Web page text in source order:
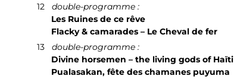
12double-programme :
Les Ruines de ce rêve
Flacky & camarades – Le Cheval de fer
13double-programme :
Divine horsemen – the living gods of Haïti
Pualasakan, fête des chamanes puyuma